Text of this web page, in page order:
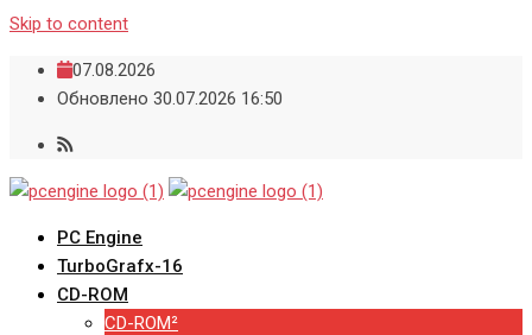
Skip to content
07.08.2026
Обновлено 30.07.2026 16:50
PC Engine
TurboGrafx-16
CD-ROM
CD-ROM²